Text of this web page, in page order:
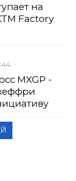
на
Factory
MXGP -